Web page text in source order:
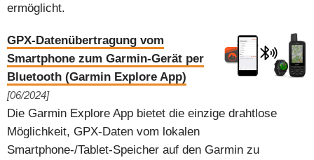
ermöglicht.
GPX-Datenübertragung vom
Smartphone zum Garmin-Gerät per
Bluetooth (Garmin Explore App)
[06/2024]
Die Garmin Explore App bietet die einzige drahtlose
Möglichkeit, GPX-Daten vom lokalen
Smartphone-/Tablet-Speicher auf den Garmin zu